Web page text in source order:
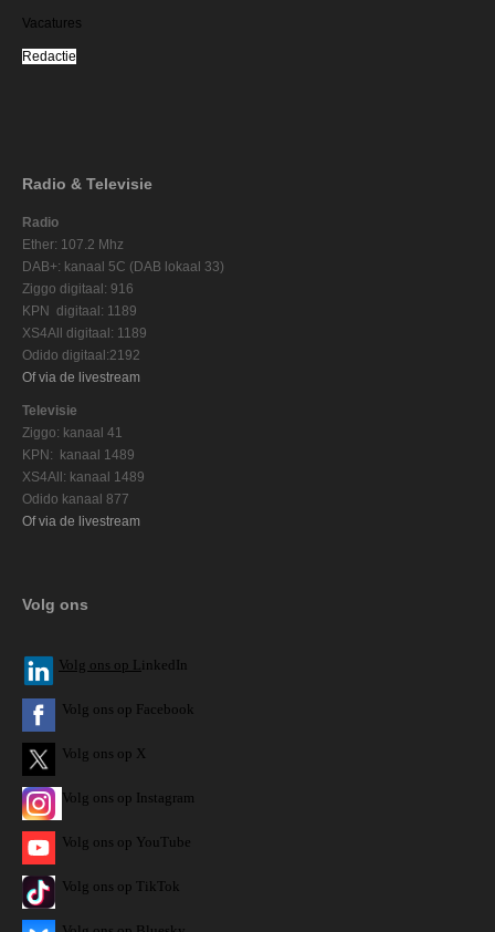
Vacatures
Redactie
Radio & Televisie
Radio
Ether: 107.2 Mhz
DAB+: kanaal 5C (DAB lokaal 33)
Ziggo digitaal: 916
KPN digitaal: 1189
XS4All digitaal: 1189
Odido digitaal:2192
Of via de livestream
Televisie
Ziggo: kanaal 41
KPN: kanaal 1489
XS4All: kanaal 1489
Odido kanaal 877
Of via de livestream
Volg ons
Volg ons op LinkedIn
Volg ons op Facebook
Volg ons op X
Volg ons op Instagram
Volg ons op YouTube
Volg ons op TikTok